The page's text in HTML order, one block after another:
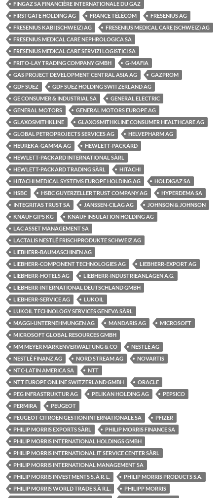
FINGAZ SA FINANCIÈRE INTERNATIONALE DU GAZ
FIRSTGATE HOLDING AG
FRANCE TÉLÉCOM
FRESENIUS AG
FRESENIUS KABI (SCHWEIZ) AG
FRESENIUS MEDICAL CARE (SCHWEIZ) AG
FRESENIUS MEDICAL CARE NEPHROLOGICA SA
FRESENIUS MEDICAL CARE SERVIZI LOGISTICI SA
FRITO-LAY TRADING COMPANY GMBH
G-MAFIA
GAS PROJECT DEVELOPMENT CENTRAL ASIA AG
GAZPROM
GDF SUEZ
GDF SUEZ HOLDING SWITZERLAND AG
GE CONSUMER & INDUSTRIAL SA
GENERAL ELECTRIC
GENERAL MOTORS
GENERAL MOTORS EUROPE AG
GLAXOSMITHKLINE
GLAXOSMITHKLINE CONSUMER HEALTHCARE AG
GLOBAL PETROPROJECTS SERVICES AG
HELVEPHARM AG
HEUREKA-GAMMA AG
HEWLETT-PACKARD
HEWLETT-PACKARD INTERNATIONAL SÀRL
HEWLETT-PACKARD TRADING SÀRL
HITACHI
HITACHI MEDICAL SYSTEMS EUROPE HOLDING AG
HOLDIGAZ SA
HSBC
HSBC GUYERZELLER TRUST COMPANY AG
HYPERDEMA SA
INTEGRITAS TRUST SA
JANSSEN-CILAG AG
JOHNSON & JOHNSON
KNAUF GIPS KG
KNAUF INSULATION HOLDING AG
LAC ASSET MANAGEMENT SA
LACTALIS NESTLÉ FRISCHPRODUKTE SCHWEIZ AG
LIEBHERR-BAUMASCHINEN AG
LIEBHERR-COMPONENT TECHNOLOGIES AG
LIEBHERR-EXPORT AG
LIEBHERR-HOTELS AG
LIEBHERR-INDUSTRIEANLAGEN A.G.
LIEBHERR-INTERNATIONAL DEUTSCHLAND GMBH
LIEBHERR-SERVICE AG
LUKOIL
LUKOIL TECHNOLOGY SERVICES GENEVA SÀRL
MAGGI-UNTERNEHMUNGEN AG
MANDARIS AG
MICROSOFT
MICROSOFT GLOBAL RESOURCES GMBH
MM MEYER MARKENVERWALTUNG & CO
NESTLÉ AG
NESTLÉ FINANZ AG
NORD STREAM AG
NOVARTIS
NTC-LATIN AMERICA SA
NTT
NTT EUROPE ONLINE SWITZERLAND GMBH
ORACLE
PEG INFRASTRUKTUR AG
PELIKAN HOLDING AG
PEPSICO
PERMIRA
PEUGEOT
PEUGEOT CITROËN GESTION INTERNATIONALE SA
PFIZER
PHILIP MORRIS EXPORTS SÀRL
PHILIP MORRIS FINANCE SA
PHILIP MORRIS INTERNATIONAL HOLDINGS GMBH
PHILIP MORRIS INTERNATIONAL IT SERVICE CENTER SÀRL
PHILIP MORRIS INTERNATIONAL MANAGEMENT SA
PHILIP MORRIS INVESTMENTS S. À R. L.
PHILIP MORRIS PRODUCTS S.A.
PHILIP MORRIS WORLD TRADE S.À R.L.
PHILIPP MORRIS